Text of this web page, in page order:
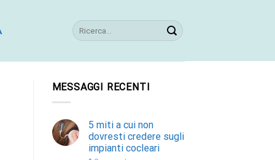
MESSAGGI RECENTI
5 miti a cui non
dovresti credere sugli
impianti cocleari